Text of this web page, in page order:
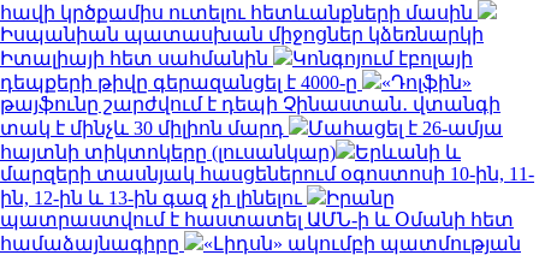
հավի կրծքամիս ուտելու հետևանքների մասին
Իսպանիան պատասխան միջոցներ կձեռնարկի
Իտալիայի հետ սահմանին
Կոնգոյում էբոլայի
դեպքերի թիվը գերազանցել է 4000-ը
«Դոլֆին»
թայֆունը շարժվում է դեպի Չինաստան․ վտանգի
տակ է մինչև 30 միլիոն մարդ
Մահացել է 26-ամյա
հայտնի տիկտոկերը (լուսանկար)
Երևանի և
մարզերի տասնյակ հասցեներում օգոստոսի 10-ին, 11-
ին, 12-ին և 13-ին գազ չի լինելու
Իրանը
պատրաստվում է հաստատել ԱՄՆ-ի և Օմանի հետ
համաձայնագիրը
«Լիդսն» ակումբի պատմության